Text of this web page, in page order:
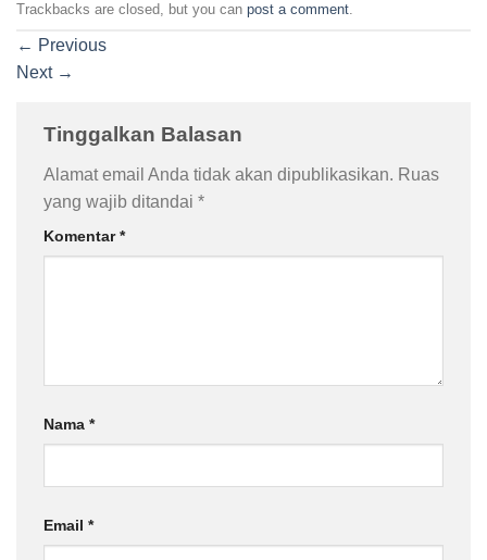
Trackbacks are closed, but you can post a comment.
← Previous
Next →
Tinggalkan Balasan
Alamat email Anda tidak akan dipublikasikan. Ruas
yang wajib ditandai *
Komentar*
Nama *
Email *